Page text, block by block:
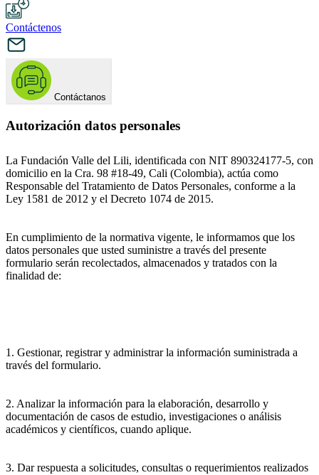
Contáctenos
Contáctanos
Autorización datos personales
La Fundación Valle del Lili, identificada con NIT 890324177-5, con
domicilio en la Cra. 98 #18-49, Cali (Colombia), actúa como
Responsable del Tratamiento de Datos Personales, conforme a la
Ley 1581 de 2012 y el Decreto 1074 de 2015.
En cumplimiento de la normativa vigente, le informamos que los
datos personales que usted suministre a través del presente
formulario serán recolectados, almacenados y tratados con la
finalidad de:
1. Gestionar, registrar y administrar la información suministrada a
través del formulario.
2. Analizar la información para la elaboración, desarrollo y
documentación de casos de estudio, investigaciones o análisis
académicos y científicos, cuando aplique.
3. Dar respuesta a solicitudes, consultas o requerimientos realizados